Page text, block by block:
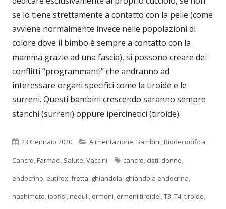
se lo tiene strettamente a contatto con la pelle (come
avviene normalmente invece nelle popolazioni di
colore dove il bimbo è sempre a contatto con la
mamma grazie ad una fascia), si possono creare dei
conflitti “programmanti” che andranno ad
interessare organi specifici come la tiroide e le
surreni. Questi bambini crescendo saranno sempre
stanchi (surreni) oppure ipercinetici (tiroide).
Pubblicato
23 Gennaio 2020 Categorie
Alimentazione,Bambini,Biodecodifica,
Cancro,Farmaci, Salute,Vaccini Tag
cancro, cisti, donne,
endocrino, eutirox,fretta, ghiandola, ghiandola endocrina,
hashimoto,ipofisi,noduli, ormoni, ormoni tiroidei,T3,T4,tiroide,